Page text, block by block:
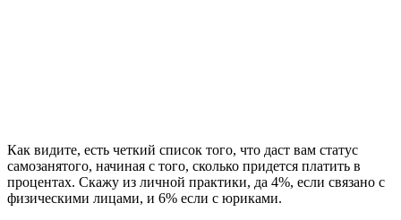
Как видите, есть четкий список того, что даст вам статус
самозанятого, начиная с того, сколько придется платить в
процентах. Скажу из личной практики, да 4%, если связано с
физическими лицами, и 6% если с юриками.